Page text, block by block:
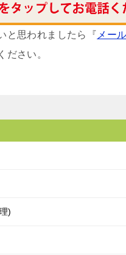
と思われましたら『 メー
ださい。
)